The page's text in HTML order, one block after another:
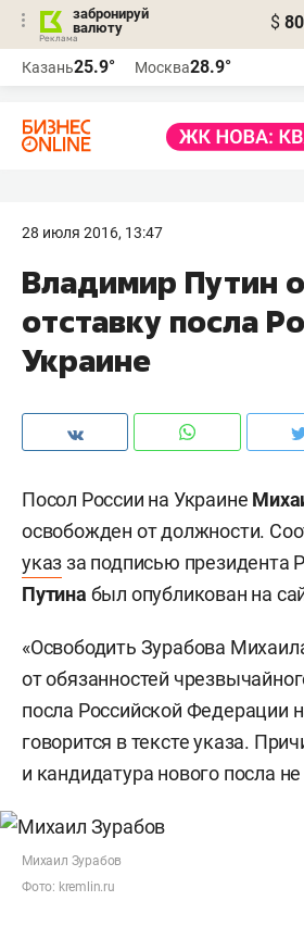
забронируй
валюту
$
Казань25.9° Москва28.9°
28 июля 2016, 13:47
Владимир Путин
отставку посла
Украине
Посол России на Украине
освобожден от должности.
указза подписью президента
Путина был опубликован на
«Освободить Зурабова
от обязанностей
посла Российской Федерации
говорится в тексте указа.
и кандидатура нового посла
Михаил Зурабов
Фото: kremlin.ru